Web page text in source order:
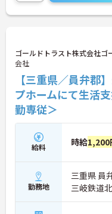
ゴールドトラスト株式会社ゴ
会社
【三重県／員弁郡
プホームにて生活
勤専従＞
給料 時給1,200
勤務地
三重県 員
三岐鉄道